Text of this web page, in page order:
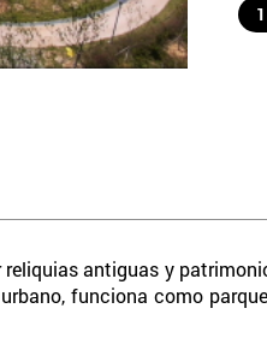
1
antiguas y
funciona como